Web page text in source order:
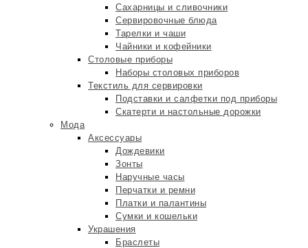
Сахарницы и сливочники
Сервировочные блюда
Тарелки и чаши
Чайники и кофейники
Столовые приборы
Наборы столовых приборов
Текстиль для сервировки
Подставки и салфетки под приборы
Скатерти и настольные дорожки
Мода
Аксессуары
Дождевики
Зонты
Наручные часы
Перчатки и ремни
Платки и палантины
Сумки и кошельки
Украшения
Браслеты